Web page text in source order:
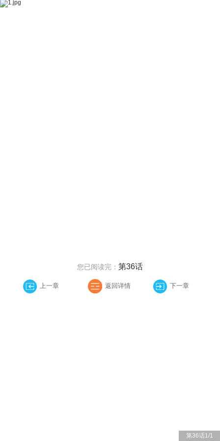
第36话1/1
您已阅读完： 第36话
上一章 返回详情 下一章